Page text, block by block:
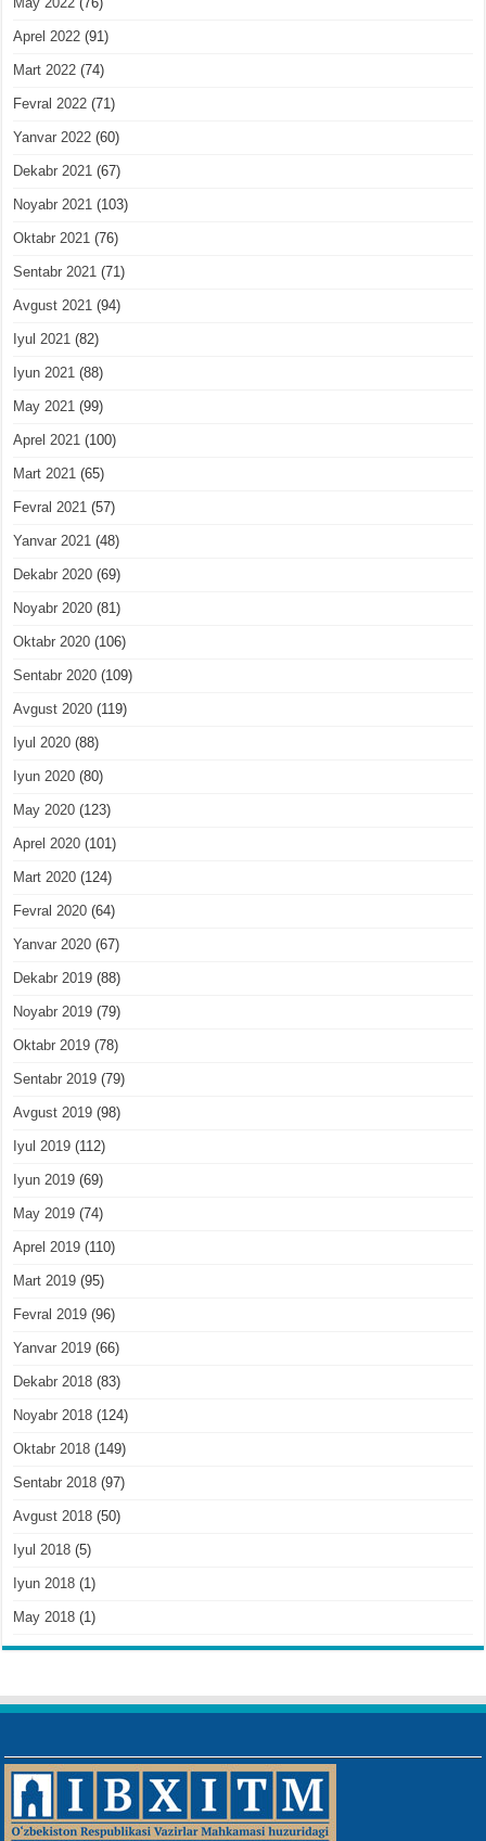
Aprel 2022 (91)
Mart 2022 (74)
Fevral 2022 (71)
Yanvar 2022 (60)
Dekabr 2021 (67)
Noyabr 2021 (103)
Oktabr 2021 (76)
Sentabr 2021 (71)
Avgust 2021 (94)
Iyul 2021 (82)
Iyun 2021 (88)
May 2021 (99)
Aprel 2021 (100)
Mart 2021 (65)
Fevral 2021 (57)
Yanvar 2021 (48)
Dekabr 2020 (69)
Noyabr 2020 (81)
Oktabr 2020 (106)
Sentabr 2020 (109)
Avgust 2020 (119)
Iyul 2020 (88)
Iyun 2020 (80)
May 2020 (123)
Aprel 2020 (101)
Mart 2020 (124)
Fevral 2020 (64)
Yanvar 2020 (67)
Dekabr 2019 (88)
Noyabr 2019 (79)
Oktabr 2019 (78)
Sentabr 2019 (79)
Avgust 2019 (98)
Iyul 2019 (112)
Iyun 2019 (69)
May 2019 (74)
Aprel 2019 (110)
Mart 2019 (95)
Fevral 2019 (96)
Yanvar 2019 (66)
Dekabr 2018 (83)
Noyabr 2018 (124)
Oktabr 2018 (149)
Sentabr 2018 (97)
Avgust 2018 (50)
Iyul 2018 (5)
Iyun 2018 (1)
May 2018 (1)